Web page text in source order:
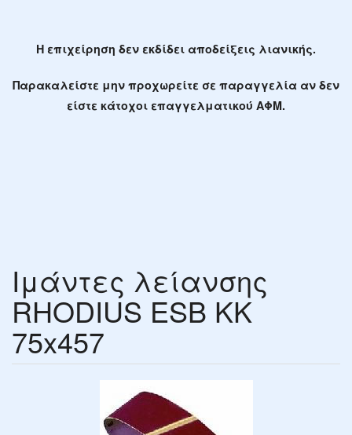
Η επιχείρηση δεν εκδίδει αποδείξεις λιανικής.
Παρακαλείστε μην προχωρείτε σε παραγγελία αν δεν
είστε κάτοχοι επαγγελματικού ΑΦΜ.
Ιμάντες λείανσης
RHODIUS ESB KK
75x457